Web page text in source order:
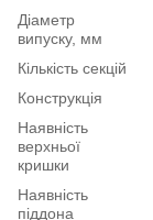
Діаметр
випуску, мм
Кількість секцій
Конструкція
Наявність
верхньої
кришки
Наявність
піддона